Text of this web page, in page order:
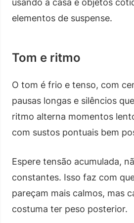
usando a casa e objetos
elementos de suspense.
Tom e ritmo
O tom é frio e tenso, com
pausas longas e silêncios
ritmo alterna momentos
com sustos pontuais bem
Espere tensão acumulada,
constantes. Isso faz com
pareçam mais calmos, mas
costuma ter peso posterior.